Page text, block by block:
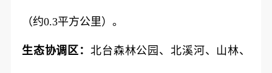
（约0.3平方公里）。
生态协调区： 北台森林公园、北溪河、山林、